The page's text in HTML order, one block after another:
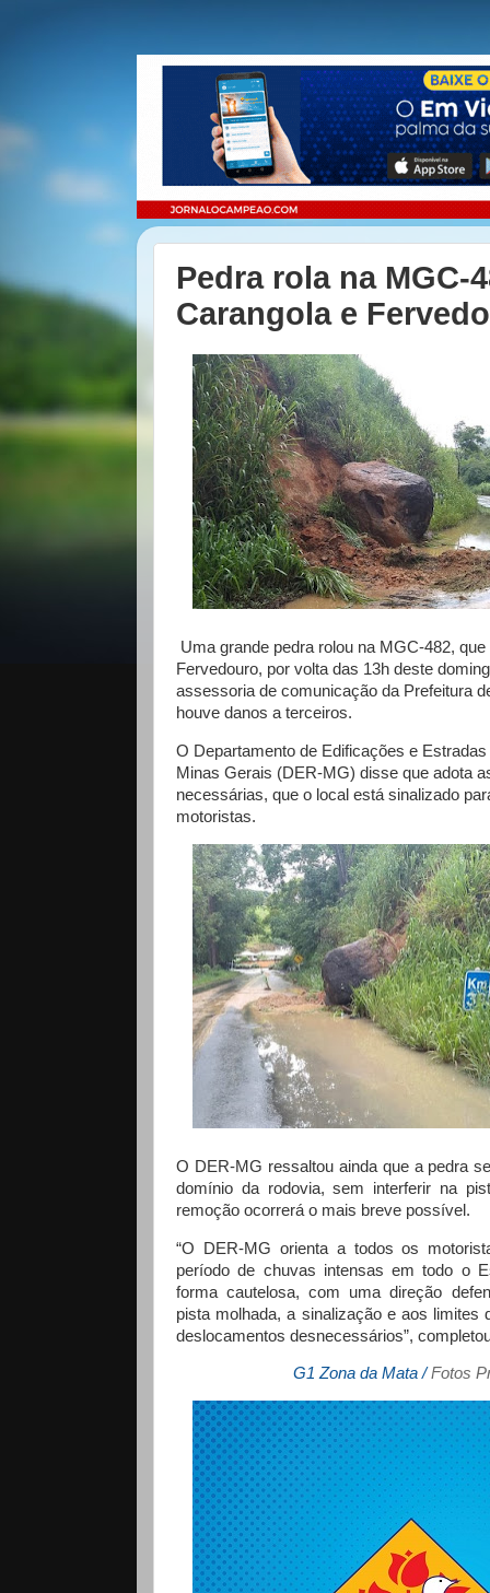
Pedra rola na MGC-
Carangola e
Uma grande pedra rolou na MGC-482,
Fervedouro, por volta das 13h deste
assessoria de comunicação da Prefeitura
houve danos a terceiros.
O Departamento de Edificações e
Minas Gerais (DER-MG) disse que adota
necessárias, que o local está sinalizado
motoristas.
O DER-MG ressaltou ainda que a pedra
domínio da rodovia, sem interferir na
remoção ocorrerá o mais breve possível.
“O DER-MG orienta a todos os
período de chuvas intensas em todo o
forma cautelosa, com uma direção
pista molhada, a sinalização e aos limites
deslocamentos desnecessários”,
G1 Zona da Mata /Fotos